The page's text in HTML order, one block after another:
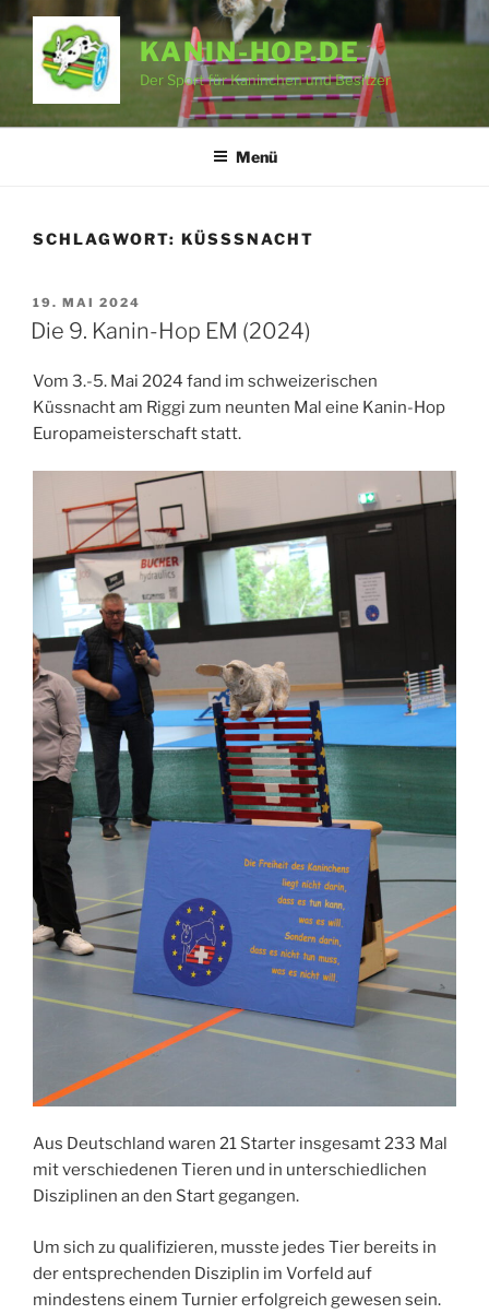
Zum
Inhalt
springen
KANIN-HOP.DE
Der Sport für Kaninchen und Besitzer
Menü
SCHLAGWORT: KÜSSSNACHT
VERÖFFENTLICHT
AM
19. MAI 2024
Die 9. Kanin-Hop EM (2024)
Vom 3.-5. Mai 2024 fand im schweizerischen
Küssnacht am Riggi zum neunten Mal eine Kanin-Hop
Europameisterschaft statt.
Aus Deutschland waren 21 Starter insgesamt 233 Mal
mit verschiedenen Tieren und in unterschiedlichen
Disziplinen an den Start gegangen.
Um sich zu qualifizieren, musste jedes Tier bereits in
der entsprechenden Disziplin im Vorfeld auf
mindestens einem Turnier erfolgreich gewesen sein.